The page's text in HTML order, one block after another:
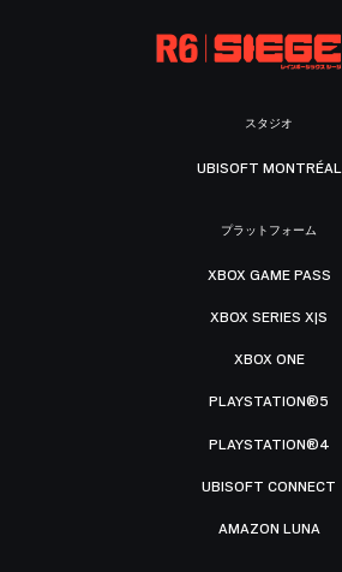
スタジオ
UBISOFT MONTRÉAL
プラットフォーム
XBOX GAME PASS
XBOX SERIES X|S
XBOX ONE
PLAYSTATION®5
PLAYSTATION®4
UBISOFT CONNECT
AMAZON LUNA